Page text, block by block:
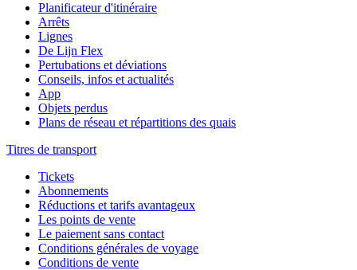
Planificateur d'itinéraire
Arrêts
Lignes
De Lijn Flex
Pertubations et déviations
Conseils, infos et actualités
App
Objets perdus
Plans de réseau et répartitions des quais
Titres de transport
Tickets
Abonnements
Réductions et tarifs avantageux
Les points de vente
Le paiement sans contact
Conditions générales de voyage
Conditions de vente